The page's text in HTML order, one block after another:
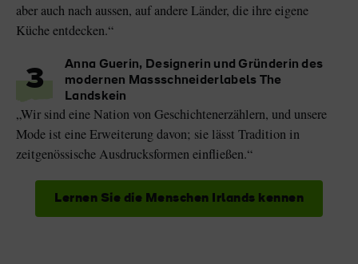
aber auch nach aussen, auf andere Länder, die ihre eigene
Küche entdecken.“
3
Anna Guerin, Designerin und Gründerin des
modernen Massschneiderlabels The
Landskein
„Wir sind eine Nation von Geschichtenerzählern, und unsere
Mode ist eine Erweiterung davon; sie lässt Tradition in
zeitgenössische Ausdrucksformen einfließen.“
Lernen Sie die Menschen Irlands kennen